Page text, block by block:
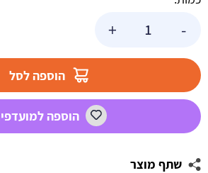
-
במבי
+
הוספה לסל
הוספה
שתף מוצר